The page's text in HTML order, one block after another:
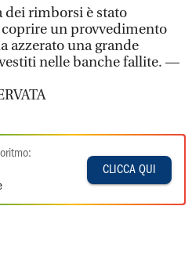
dei rimborsi è stato
coprire un provvedimento
azzerato una grande
nelle banche fallite. —
CLICCA QUI